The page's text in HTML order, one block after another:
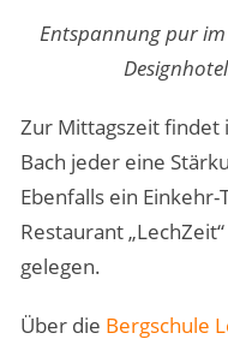
Entspannung pur
Zur Mittagszeit findet
Bach jeder eine
Ebenfalls ein
Restaurant
gelegen.
Über die Bergschule